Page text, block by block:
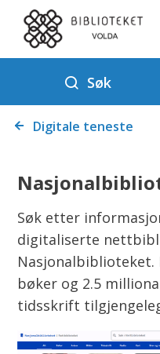
B
b
i
e
k
Søk
Du Digitale teneste
Søk etter
digitaliserte
Nasjonalbiblioteket.
bøker og 2.5
tidsskrift